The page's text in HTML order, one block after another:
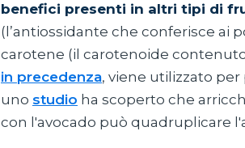
benefici presenti in altri tipi di
(l’antiossidante che conferisce ai
carotene (il carotenoide
in precedenza, viene utilizzato
uno studio ha scoperto che
con l'avocado può quadruplicare